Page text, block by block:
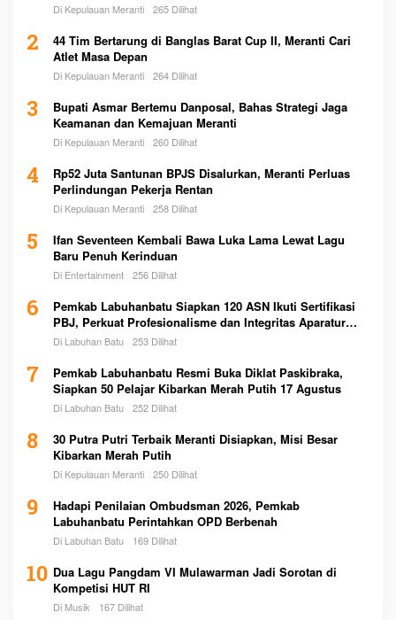
Di Kepulauan Meranti 265 Dilihat
2
44 Tim Bertarung di Banglas Barat Cup II, Meranti Cari
Atlet Masa Depan
Di Kepulauan Meranti 264 Dilihat
3
Bupati Asmar Bertemu Danposal, Bahas Strategi Jaga
Keamanan dan Kemajuan Meranti
Di Kepulauan Meranti 260 Dilihat
4
Rp52 Juta Santunan BPJS Disalurkan, Meranti Perluas
Perlindungan Pekerja Rentan
Di Kepulauan Meranti 258 Dilihat
5
Ifan Seventeen Kembali Bawa Luka Lama Lewat Lagu
Baru Penuh Kerinduan
Di Entertainment 256 Dilihat
6
Pemkab Labuhanbatu Siapkan 120 ASN Ikuti Sertifikasi
PBJ, Perkuat Profesionalisme dan Integritas Aparatur
Pemerintah
Di Labuhan Batu 253 Dilihat
7
Pemkab Labuhanbatu Resmi Buka Diklat Paskibraka,
Siapkan 50 Pelajar Kibarkan Merah Putih 17 Agustus
Di Labuhan Batu 252 Dilihat
8
30 Putra Putri Terbaik Meranti Disiapkan, Misi Besar
Kibarkan Merah Putih
Di Kepulauan Meranti 250 Dilihat
9
Hadapi Penilaian Ombudsman 2026, Pemkab
Labuhanbatu Perintahkan OPD Berbenah
Di Labuhan Batu 169 Dilihat
10 Dua Lagu Pangdam VI Mulawarman Jadi Sorotan di
Kompetisi HUT RI
Di Musik 167 Dilihat